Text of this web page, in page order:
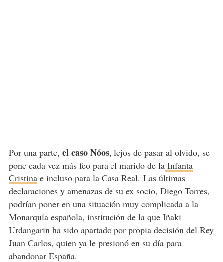
Por una parte, el caso Nóos, lejos de pasar al olvido, se
pone cada vez más feo para el marido de laInfanta
Cristinae incluso para la Casa Real. Las últimas
declaraciones y amenazas de su ex socio, Diego Torres,
podrían poner en una situación muy complicada a la
Monarquía española, institución de la que Iñaki
Urdangarin ha sido apartado por propia decisión del Rey
Juan Carlos, quien ya le presionó en su día para
abandonar España.